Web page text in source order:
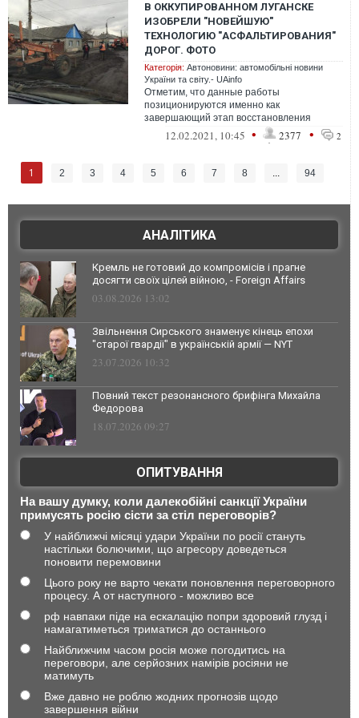
В ОККУПИРОВАННОМ ЛУГАНСКЕ
ИЗОБРЕЛИ "НОВЕЙШУЮ"
ТЕХНОЛОГИЮ "АСФАЛЬТИРОВАНИЯ"
ДОРОГ. ФОТО
Категорія: Автоновини: автомобільні новини
України та світу.- UAinfo
Отметим, что данные работы
позиционируются именно как
завершающий этап восстановления
дорожного покрытия, а не в качестве его
основы. При этом "руково...
12.02.2021, 10:45 • 2377 • 2
1 2 3 4 5 6 7 8 ... 94
АНАЛІТИКА
Кремль не готовий до компромісів і прагне
досягти своїх цілей війною, - Foreign Affairs
03.08.2026 13:02
Звільнення Сирського знаменує кінець епохи
"старої гвардії" в українській армії — NYT
23.07.2026 10:32
Повний текст резонансного брифінга Михайла
Федорова
18.07.2026 09:27
ОПИТУВАННЯ
На вашу думку, коли далекобійні санкції України
примусять росію сісти за стіл переговорів?
У найближчі місяці удари України по росії стануть
настільки болючими, що агресору доведеться
поновити перемовини
Цього року не варто чекати поновлення переговорного
процесу. А от наступного - можливо все
рф навпаки піде на ескалацію попри здоровий глузд і
намагатиметься триматися до останнього
Найближчим часом росія може погодитись на
переговори, але серйозних намірів росіяни не
матимуть
Вже давно не роблю жодних прогнозів щодо
завершення війни